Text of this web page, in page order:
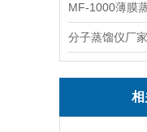
MF-1000薄膜
分子蒸馏仪厂家
相